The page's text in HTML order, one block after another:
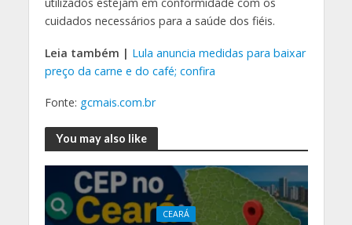
cuidados necessários para a saúde dos fiéis.
Leia também | Lula anuncia medidas para baixar
preço da carne e do café; confira
Fonte: gcmais.com.br
You may also like
CEARÁ